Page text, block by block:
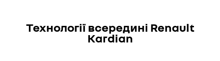
Технології всередині Renault
Kardian